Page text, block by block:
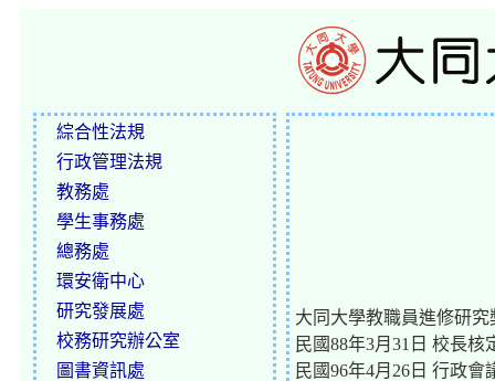
綜合性法規
行政管理法規
教務處
學生事務處
總務處
環安衛中心
研究發展處
校務研究辦公室
圖書資訊處
大同大學教職員進修研究
民國88年3月31日 校長核
民國96年4月26日 行政會